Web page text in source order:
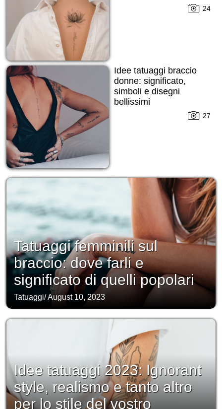
24
Idee tatuaggi braccio
donne: significato,
simboli e disegni
bellissimi
27
Tatuaggi femminili sul
braccio: dove farli e
significato di quelli popolari
Tatuaggi/August 10, 2023
Idee tatuaggi 2023: Ignorant
style, realismo e tanto altro
per lo stile del vostro